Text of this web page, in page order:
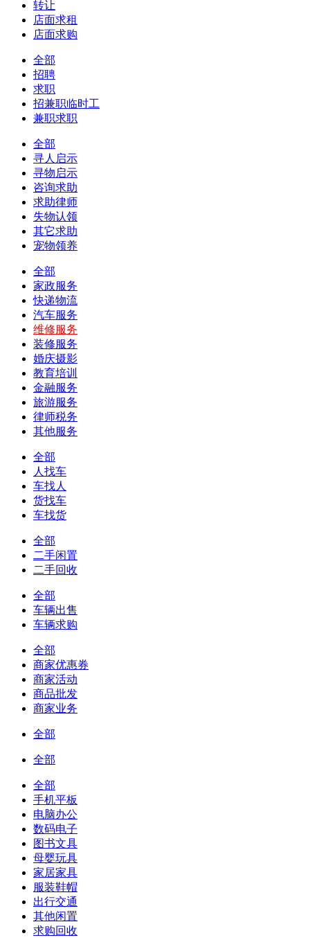
转让
店面求租
店面求购
全部
招聘
求职
招兼职临时工
兼职求职
全部
寻人启示
寻物启示
咨询求助
求助律师
失物认领
其它求助
宠物领养
全部
家政服务
快递物流
汽车服务
维修服务
装修服务
婚庆摄影
教育培训
金融服务
旅游服务
律师税务
其他服务
全部
人找车
车找人
货找车
车找货
全部
二手闲置
二手回收
全部
车辆出售
车辆求购
全部
商家优惠券
商家活动
商品批发
商家业务
全部
全部
全部
手机平板
电脑办公
数码电子
图书文具
母婴玩具
家居家具
服装鞋帽
出行交通
其他闲置
求购回收